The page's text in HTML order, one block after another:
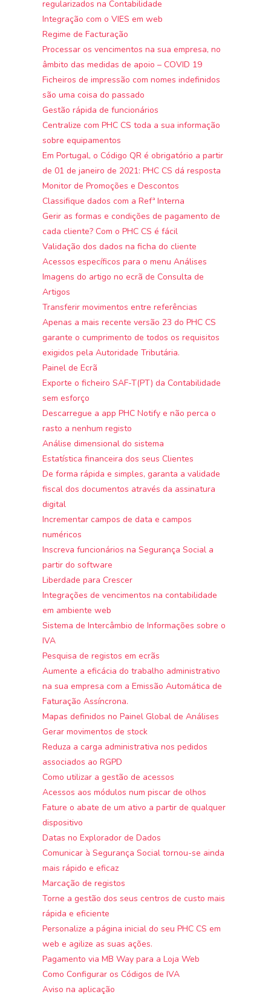
regularizados na Contabilidade
Integração com o VIES em web
Regime de Facturação
Processar os vencimentos na sua empresa, no
âmbito das medidas de apoio – COVID 19
Ficheiros de impressão com nomes indefinidos
são uma coisa do passado
Gestão rápida de funcionários
Centralize com PHC CS toda a sua informação
sobre equipamentos
Em Portugal, o Código QR é obrigatório a partir
de 01 de janeiro de 2021: PHC CS dá resposta
Monitor de Promoções e Descontos
Classifique dados com a Refª Interna
Gerir as formas e condições de pagamento de
cada cliente? Com o PHC CS é fácil
Validação dos dados na ficha do cliente
Acessos específicos para o menu Análises
Imagens do artigo no ecrã de Consulta de
Artigos
Transferir movimentos entre referências
Apenas a mais recente versão 23 do PHC CS
garante o cumprimento de todos os requisitos
exigidos pela Autoridade Tributária.
Painel de Ecrã
Exporte o ficheiro SAF-T(PT) da Contabilidade
sem esforço
Descarregue a app PHC Notify e não perca o
rasto a nenhum registo
Análise dimensional do sistema
Estatística financeira dos seus Clientes
De forma rápida e simples, garanta a validade
fiscal dos documentos através da assinatura
digital
Incrementar campos de data e campos
numéricos
Inscreva funcionários na Segurança Social a
partir do software
Liberdade para Crescer
Integrações de vencimentos na contabilidade
em ambiente web
Sistema de Intercâmbio de Informações sobre o
IVA
Pesquisa de registos em ecrãs
Aumente a eficácia do trabalho administrativo
na sua empresa com a Emissão Automática de
Faturação Assíncrona.
Mapas definidos no Painel Global de Análises
Gerar movimentos de stock
Reduza a carga administrativa nos pedidos
associados ao RGPD
Como utilizar a gestão de acessos
Acessos aos módulos num piscar de olhos
Fature o abate de um ativo a partir de qualquer
dispositivo
Datas no Explorador de Dados
Comunicar à Segurança Social tornou-se ainda
mais rápido e eficaz
Marcação de registos
Torne a gestão dos seus centros de custo mais
rápida e eficiente
Personalize a página inicial do seu PHC CS em
web e agilize as suas ações.
Pagamento via MB Way para a Loja Web
Como Configurar os Códigos de IVA
Aviso na aplicação